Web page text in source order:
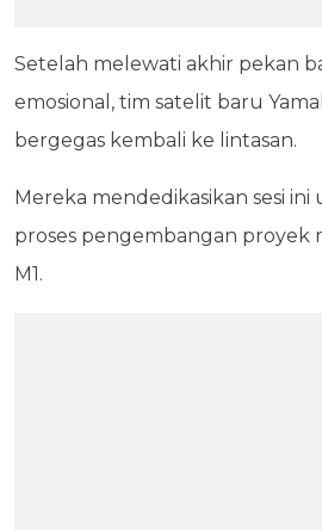
Setelah melewati akhir pekan
emosional, tim satelit baru
bergegas kembali ke lintasan.
Mereka mendedikasikan sesi
proses pengembangan proyek
M1.